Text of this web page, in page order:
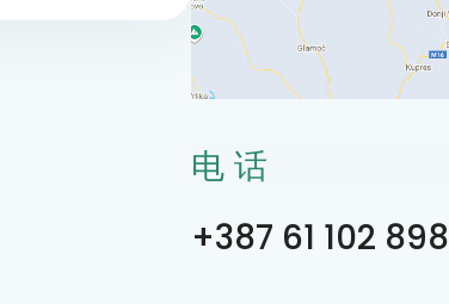
电话
+387 61 102 898